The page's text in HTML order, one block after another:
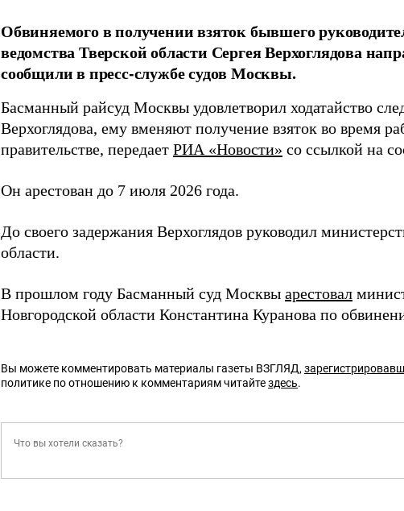
Обвиняемого в получении взяток бывшего
ведомства Тверской области Сергея Верхоглядова
сообщили в пресс-службе судов Москвы.
Басманный райсуд Москвы удовлетворил ходатайство
Верхоглядова, ему вменяют получение взяток во время
правительстве, передает РИА «Новости» со ссылкой на
Он арестован до 7 июля 2026 года.
До своего задержания Верхоглядов руководил
области.
В прошлом году Басманный суд Москвы арестовал
Новгородской области Константина Куранова по
Вы можете комментировать материалы газеты ВЗГЛЯД,
политике по отношению к комментариям читайтездесь.